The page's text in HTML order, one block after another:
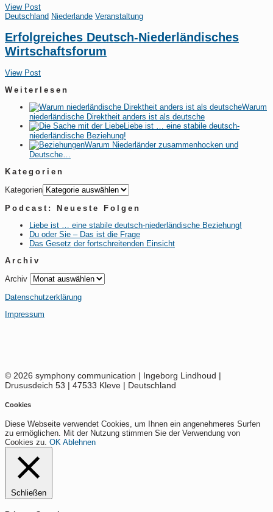
View Post
Deutschland Niederlande Veranstaltung
Erfolgreiches Deutsch-Niederländisches
Wirtschaftsforum
View Post
Weiterlesen
Warum
niederländische Direktheit anders ist als deutsche
Liebe ist … eine stabile deutsch-
niederländische Beziehung!
Warum Niederländer zusammenhocken und
Deutsche…
Kategorien
Kategorien
Podcast: Neueste Folgen
Liebe ist … eine stabile deutsch-niederländische Beziehung!
Du oder Sie – Das ist die Frage
Das Gesetz der fortschreitenden Einsicht
Archiv
Archiv
Datenschutzerklärung
Impressum
© 2026 symphony communication | Ingeborg Lindhoud |
Drususdeich 53 | 47533 Kleve | Deutschland
Cookies
Diese Webseite verwendet Cookies, um Ihnen ein angenehmeres Surfen
zu ermöglichen. Mit der Nutzung stimmen Sie der Verwendung von
Cookies zu. OK Ablehnen
Schließen